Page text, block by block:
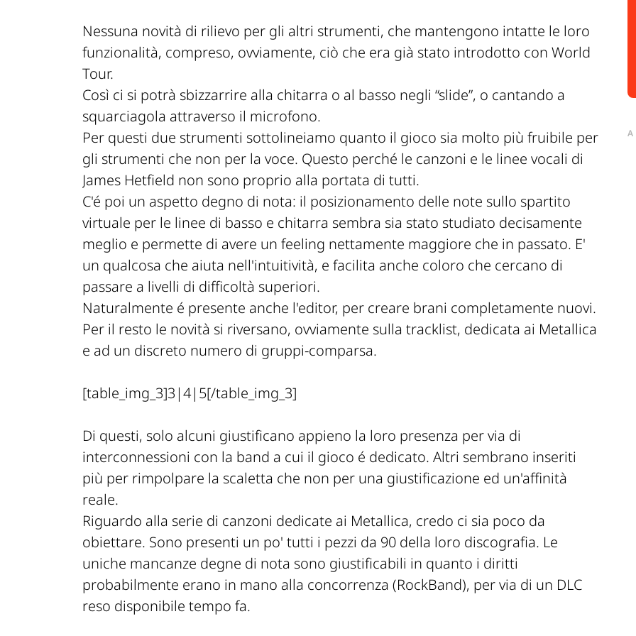
Nessuna novità di rilievo per gli altri strumenti, che mantengono intatte le loro
funzionalità, compreso, ovviamente, ciò che era già stato introdotto con World
Tour.
Così ci si potrà sbizzarrire alla chitarra o al basso negli “slide”, o cantando a
squarciagola attraverso il microfono.
Per questi due strumenti sottolineiamo quanto il gioco sia molto più fruibile per
gli strumenti che non per la voce. Questo perché le canzoni e le linee vocali di
James Hetfield non sono proprio alla portata di tutti.
C'é poi un aspetto degno di nota: il posizionamento delle note sullo spartito
virtuale per le linee di basso e chitarra sembra sia stato studiato decisamente
meglio e permette di avere un feeling nettamente maggiore che in passato. E'
un qualcosa che aiuta nell'intuitività, e facilita anche coloro che cercano di
passare a livelli di difficoltà superiori.
Naturalmente é presente anche l'editor, per creare brani completamente nuovi.
Per il resto le novità si riversano, ovviamente sulla tracklist, dedicata ai Metallica
e ad un discreto numero di gruppi-comparsa.
[table_img_3]3|4|5[/table_img_3]
Di questi, solo alcuni giustificano appieno la loro presenza per via di
interconnessioni con la band a cui il gioco é dedicato. Altri sembrano inseriti
più per rimpolpare la scaletta che non per una giustificazione ed un'affinità
reale.
Riguardo alla serie di canzoni dedicate ai Metallica, credo ci sia poco da
obiettare. Sono presenti un po' tutti i pezzi da 90 della loro discografia. Le
uniche mancanze degne di nota sono giustificabili in quanto i diritti
probabilmente erano in mano alla concorrenza (RockBand), per via di un DLC
reso disponibile tempo fa.